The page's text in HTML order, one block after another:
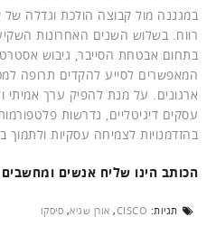
במגננה מול קבוצה הולכת וגדלה של
רווח. בשלוש השנים האחרונות
בתחום אבטחת הסייבר, גיבוש
המאפשרים לסייע להקדים תרופה
ארגונים. על מנת להפיק ערך אמיתי
עסקים דיגיטליים, נדרשות
בהזדמנויות לצמיחה עסקיות ולתמוך
הכותב הינו שליח אנשים ומחשבים
תגיות: CISCO
, אורן שגיא, סיסקו